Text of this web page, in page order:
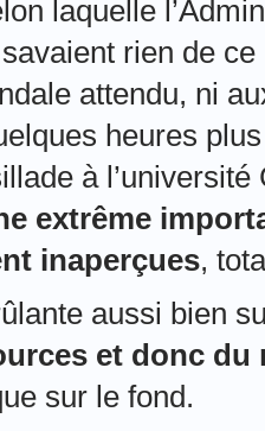
laquelle
rien de
attendu, ni
heures
à
extrême
inaperçues,
aussi bien
et donc du
sur le fond.